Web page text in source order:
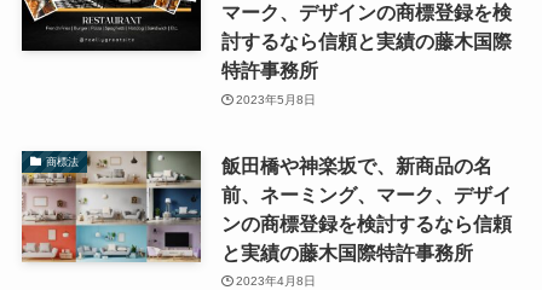
マーク、デザインの商標登録を検
討するなら信頼と実績の藤木国際
特許事務所
2023年5月8日
商標法
飯田橋や神楽坂で、新商品の名
前、ネーミング、マーク、デザイ
ンの商標登録を検討するなら信頼
と実績の藤木国際特許事務所
2023年4月8日